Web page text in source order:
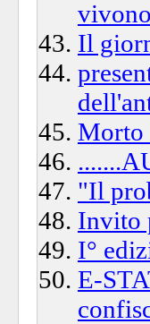
Il
Morto
"Il
Invito
I°
E-